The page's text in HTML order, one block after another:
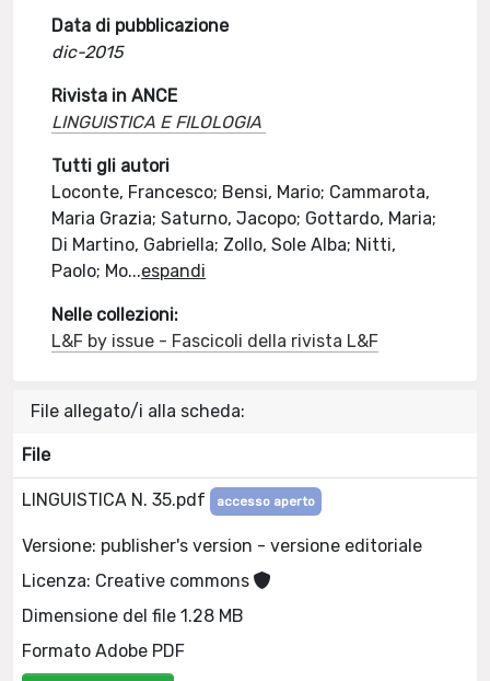
Data di pubblicazione
dic-2015
Rivista in ANCE
LINGUISTICA E FILOLOGIA
Tutti gli autori
Loconte, Francesco; Bensi, Mario; Cammarota,
Maria Grazia; Saturno, Jacopo; Gottardo, Maria;
Di Martino, Gabriella; Zollo, Sole Alba; Nitti,
Paolo; Mo...espandi
Nelle collezioni:
L&F by issue - Fascicoli della rivista L&F
File allegato/i alla scheda:
File
LINGUISTICA N. 35.pdf accesso aperto
Versione: publisher's version - versione editoriale
Licenza: Creative commons
Dimensione del file 1.28 MB
Formato Adobe PDF